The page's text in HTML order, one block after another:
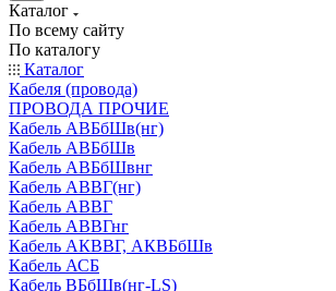
Каталог
По всему сайту
По каталогу
Каталог
Кабеля (провода)
ПРОВОДА ПРОЧИЕ
Кабель АВБбШв(нг)
Кабель АВБбШв
Кабель АВБбШвнг
Кабель АВВГ(нг)
Кабель АВВГ
Кабель АВВГнг
Кабель АКВВГ, АКВБбШв
Кабель АСБ
Кабель ВБбШв(нг-LS)